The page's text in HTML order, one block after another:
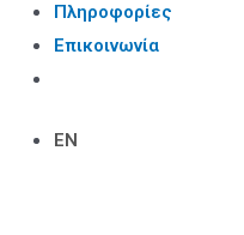
Πληροφορίες
Επικοινωνία
EN